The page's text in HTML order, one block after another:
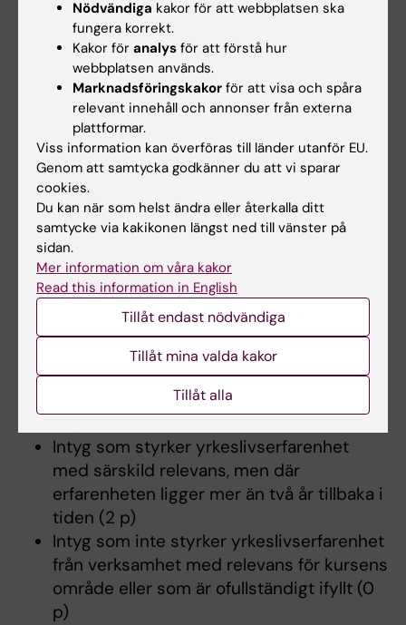
4 års heltid eller mer (2 p)
Minst 2 år men mindre än 4 års heltid (1 p)
Yrkeserfarenhet med specifik relevans för
kursens område (max 4 p)
Aktuell yrkeslivserfarenhet från verksamhet
med relevans för kursens område. Intyg krävs.
Intyget ska specificera om sökande haft
arbetsuppgifter med patientkontakt med
vuxna patienter där psykoterapi är/ kan vara
en relevant behandling, t.ex. inom psykiatri
eller primärvård. Intyget ska följa angiven mall
samt vara skriven och signerad av
arbetsgivare/ personalhandläggare.
Intyg som styrker aktuell
yrkeslivserfarenhet med särskild relevans
Intyg som styrker yrkeslivserfarenhet
med särskild relevans, men där
erfarenheten ligger mer än två år tillbaka i
tiden (2 p)
Intyg som inte styrker yrkeslivserfarenhet
från verksamhet med relevans för kursens
område eller som är ofullständigt ifyllt (0
p)
Nödvändiga kakor för att webbplatsen ska
fungera korrekt.
Kakor för analys för att förstå hur
webbplatsen används.
Marknadsföringskakor för att visa och spåra
relevant innehåll och annonser från externa
plattformar.
Viss information kan överföras till länder utanför EU.
Genom att samtycka godkänner du att vi sparar
cookies.
Du kan när som helst ändra eller återkalla ditt
samtycke via kakikonen längst ned till vänster på
sidan.
Mer information om våra kakor
Read this information in English
Tillåt endast nödvändiga
Tillåt mina valda kakor
Tillåt alla